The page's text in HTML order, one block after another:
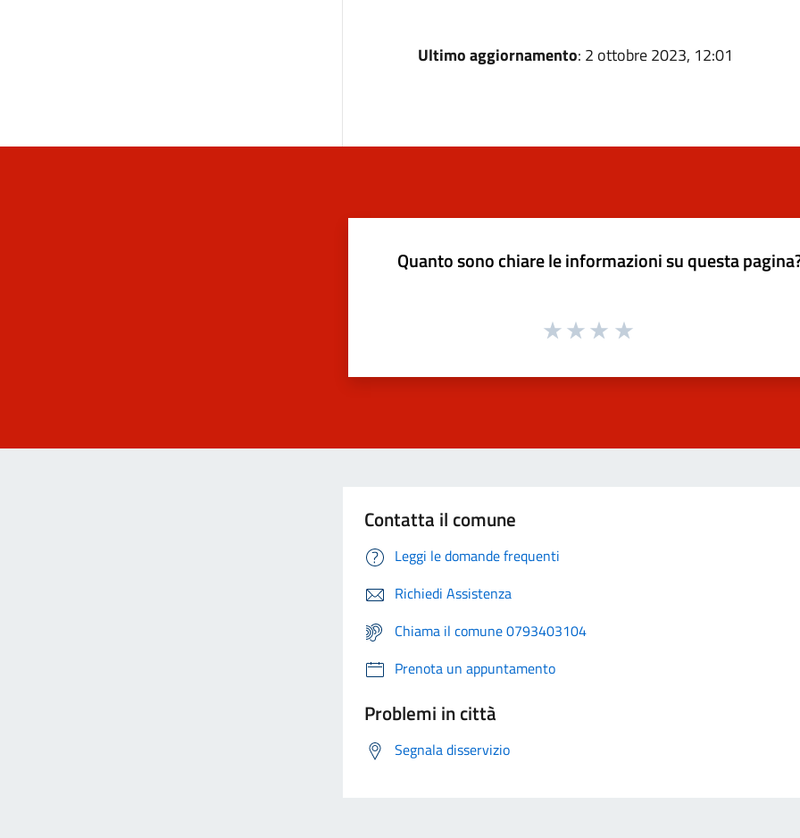
Ultimo aggiornamento: 2 ottobre 2023, 12:01
Quanto sono chiare le informazioni su questa
Contatta il comune
Leggi le domande frequenti
Richiedi Assistenza
Chiama il comune 0793403104
Prenota un appuntamento
Problemi in città
Segnala disservizio